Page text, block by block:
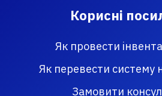
Корисні
Як провести
Як перевести систему
Замовити